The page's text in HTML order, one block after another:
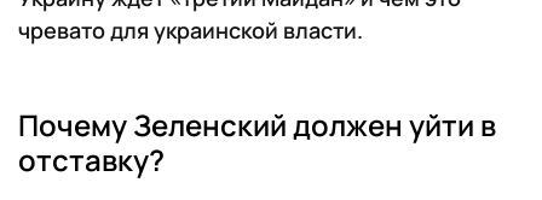
чревато для украинской власти.
Почему Зеленский должен уйти в
отставку?